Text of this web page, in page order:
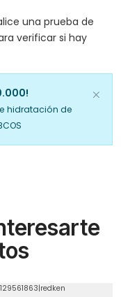
una prueba de
verificar si hay
hidratación de
|redken